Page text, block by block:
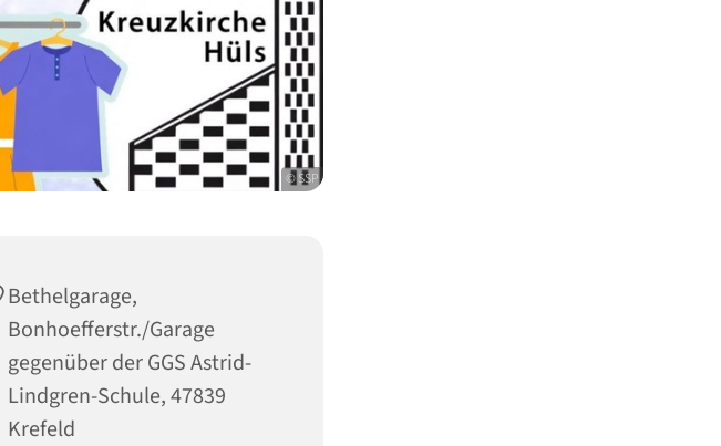
© SSP
Bethelgarage,
Bonhoefferstr./Garage
gegenüber der GGS Astrid-
Lindgren-Schule, 47839
Krefeld